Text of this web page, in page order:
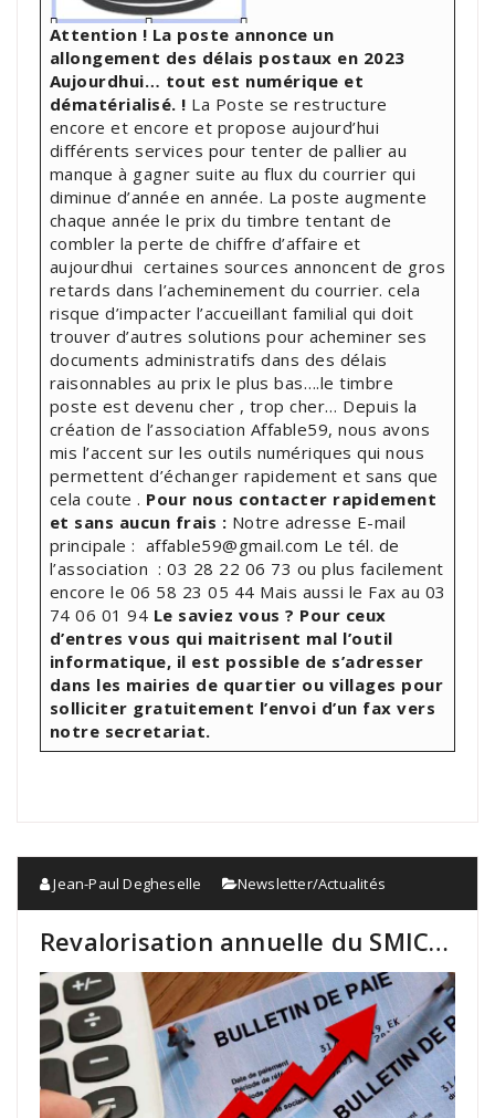
Attention ! La poste annonce un
allongement des délais postaux en 2023
Aujourdhui… tout est numérique et
dématérialisé. ! La Poste se restructure
encore et encore et propose aujourd’hui
différents services pour tenter de pallier au
manque à gagner suite au flux du courrier qui
diminue d’année en année. La poste augmente
chaque année le prix du timbre tentant de
combler la perte de chiffre d’affaire et
aujourdhui certaines sources annoncent de gros
retards dans l’acheminement du courrier. cela
risque d’impacter l’accueillant familial qui doit
trouver d’autres solutions pour acheminer ses
documents administratifs dans des délais
raisonnables au prix le plus bas….le timbre
poste est devenu cher , trop cher… Depuis la
création de l’association Affable59, nous avons
mis l’accent sur les outils numériques qui nous
permettent d’échanger rapidement et sans que
cela coute . Pour nous contacter rapidement
et sans aucun frais : Notre adresse E-mail
principale : affable59@gmail.com Le tél. de
l’association : 03 28 22 06 73 ou plus facilement
encore le 06 58 23 05 44 Mais aussi le Fax au 03
74 06 01 94 Le saviez vous ? Pour ceux
d’entres vous qui maitrisent mal l’outil
informatique, il est possible de s’adresser
dans les mairies de quartier ou villages pour
solliciter gratuitement l’envoi d’un fax vers
notre secretariat.
Jean-Paul Degheselle Newsletter/Actualités
Revalorisation annuelle du SMIC…